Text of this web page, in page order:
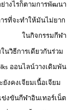
ย่างไรก็ตามการพัฒนา
รที่จะทำให้มันไม่ยาก
ในกิจกรรมกีฬา
นวิธีการเดียวกันร่วม
ออนไลน์วางเดิมพัน
งคงเจียมเนื้อเจียม
งขันกีฬาอินเทอร์เน็ต